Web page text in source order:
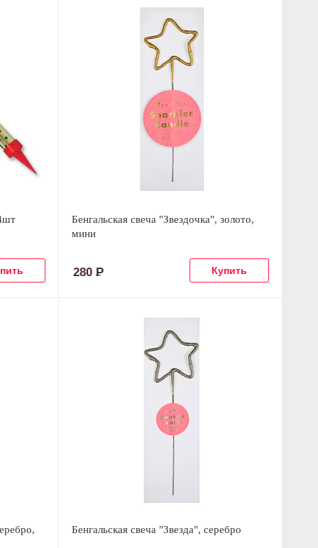
Бенгальская свеча "Звездочка", золото,
мини
280Р
Бенгальская свеча "Звезда", серебро